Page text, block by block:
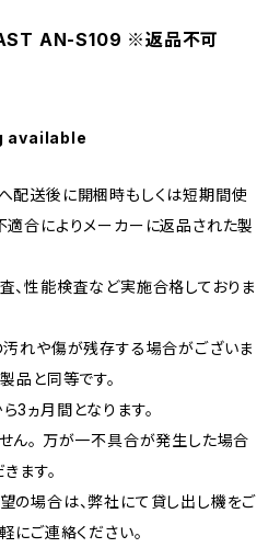
AN-S109 ※返品不可
available
配送後に開梱時もしくは短期間使
適合によりメーカーに返品された製
、性能検査など実施合格しておりま
汚れや傷が残存する場合がございま
品と同等です。
3ヵ月間となります。
ん。 万が一不具合が発生した場合
ます。
の場合は、弊社にて貸し出し機をご
にご連絡ください。